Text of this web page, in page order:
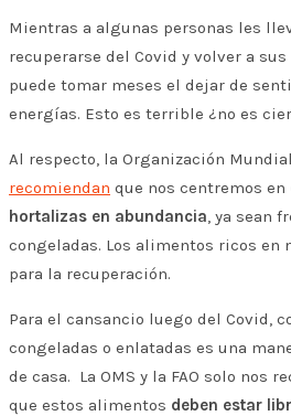
Mientras a algunas personas les
recuperarse del Covid y volver a
puede tomar meses el dejar de
energías. Esto es terrible ¿no es
Al respecto, la Organización
recomiendan que nos centremos en
hortalizas en abundancia, ya sean
congeladas. Los alimentos ricos en
para la recuperación.
Para el cansancio luego del Covid,
congeladas o enlatadas es una
de casa. La OMS y la FAO solo nos
que estos alimentos deben estar